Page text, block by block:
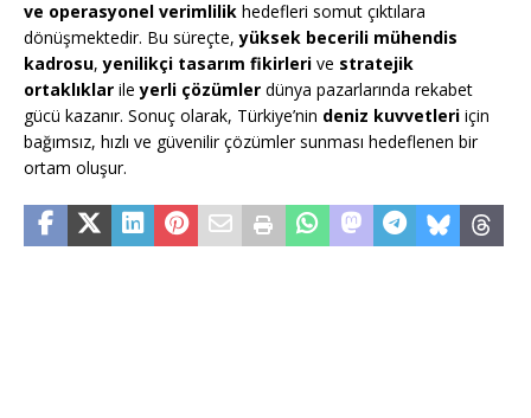
ve operasyonel verimlilik hedefleri somut çıktılara
dönüşmektedir. Bu süreçte,yüksek becerili mühendis
kadrosu,yenilikçi tasarım fikirleri ve stratejik
ortaklıklar ileyerli çözümler dünya pazarlarında rekabet
gücü kazanır. Sonuç olarak, Türkiye’nin deniz kuvvetleri için
bağımsız, hızlı ve güvenilir çözümler sunması hedeflenen bir
ortam oluşur.